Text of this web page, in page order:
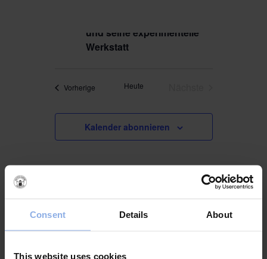
Consent Details About
This website uses cookies
und seine experimentelle
Werkstatt
VorherigeVeranstaltungen
Heute
Kalender abonnieren